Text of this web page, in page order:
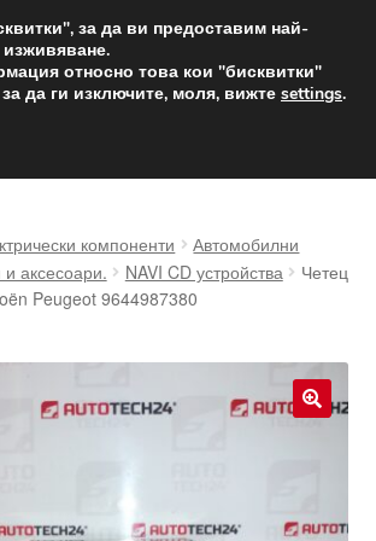
от 12 лв.
по целия свят
свят
компоненти
Автомобилни
аксесоари.
NAVI CD устройства
Четец
Peugeot 9644987380
за да ви предоставим най-
относно това кои "бисквитки"
да ги изключите, моля, вижте settings.